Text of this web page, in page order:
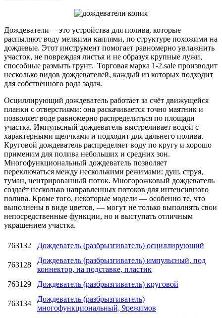
Дождеватели —это устройства для полива, которые
распыляют воду мелкими каплями, по структуре похожими на
дождевые. Этот инструмент помогает равномерно увлажнить
участок, не повреждая листья и не образуя крупные лужи,
способные размыть грунт. Торговая марка 1-2.sale производит
несколько видов дождевателей, каждый из которых подходит
для собственного рода задач.
Осциллирующий дождеватель работает за счёт движущейся
планки с отверстиями: она раскачивается точно маятник и
позволяет воде равномерно распределиться по площади
участка. Импульсный дождеватель выстреливает водой с
характерными щелчками и подходит для дальнего полива.
Круговой дождеватель распределяет воду по кругу и хорошо
применим для полива небольших и средних зон.
Многофункциональный дождеватель позволяет
переключаться между несколькими режимами: душ, струя,
туман, центрированный поток. Многорожковый дождеватель
создаёт несколько направленных потоков для интенсивного
полива. Кроме того, некоторые модели — особенно те, что
выполнены в виде цветов, — могут не только выполнять свои
непосредственные функции, но и выступать отличным
украшением участка.
763132 Дождеватель (разбрызгиватель) осциллирующий
763128
Дождеватель (разбрызгиватель) импульсный, под
коннектор, на подставке, пластик
763129
Дождеватель (разбрызгиватель) круговой
763134
Дождеватель (разбрызгиватель)
многофункциональный, 9режимов